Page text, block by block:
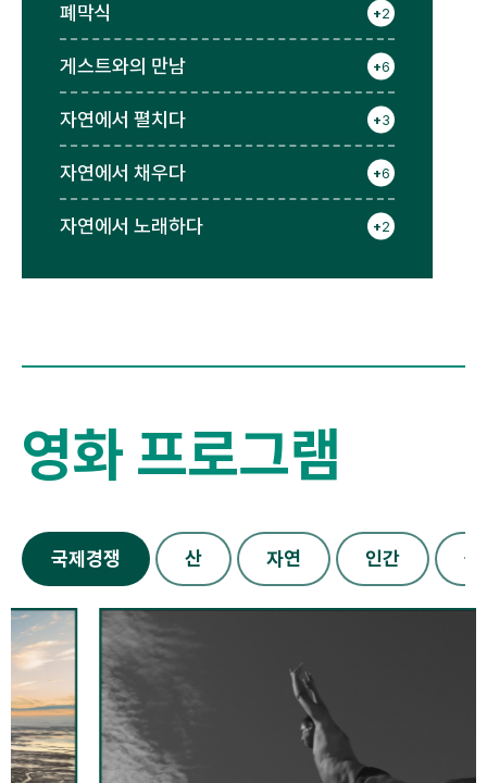
폐막식 +2
게스트와의 만남 +6
자연에서 펼치다 +3
자연에서 채우다 +6
자연에서 노래하다 +2
영화 프로그램
국제경쟁 산 자연 인간 올